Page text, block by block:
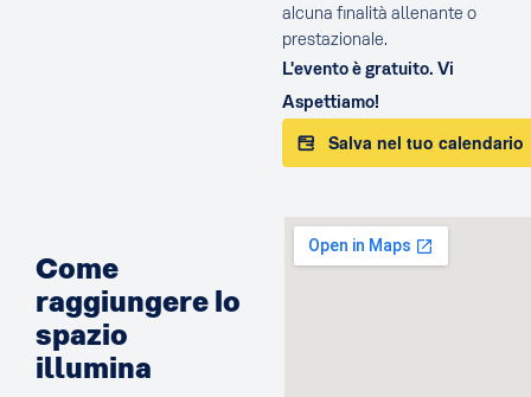
alcuna finalità allenante o
prestazionale.
L'evento è gratuito. Vi
Aspettiamo!
Salva nel tuo calendario
Come
raggiungere lo
spazio
illumina